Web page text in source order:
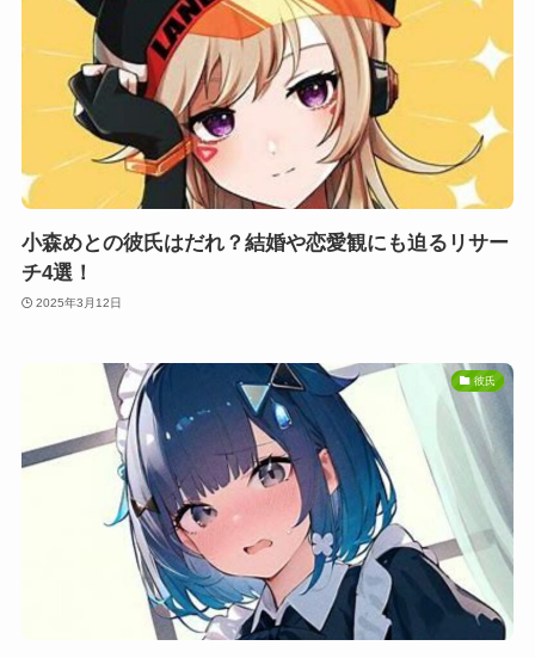
小森めとの彼氏はだれ？結婚や恋愛観にも迫るリサー
チ4選！
2025年3月12日
彼氏